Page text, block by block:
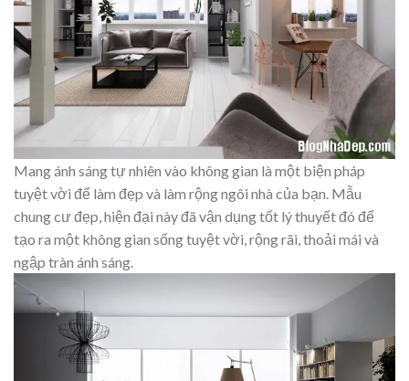
Mang ánh sáng tự nhiên vào không gian là một biện pháp
tuyệt vời để làm đẹp và làm rộng ngôi nhà của bạn. Mẫu
chung cư đẹp, hiện đại này đã vận dụng tốt lý thuyết đó để
tạo ra một không gian sống tuyệt vời, rộng rãi, thoải mái và
ngập tràn ánh sáng.